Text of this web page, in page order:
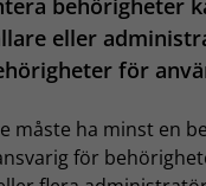
behörigheter
eller
för
måste ha minst en
för